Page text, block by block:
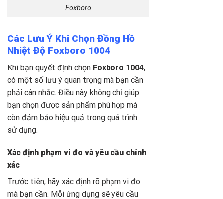
Foxboro
Các Lưu Ý Khi Chọn Đồng Hồ
Nhiệt Độ Foxboro 1004
Khi bạn quyết định chọn Foxboro 1004,
có một số lưu ý quan trọng mà bạn cần
phải cân nhắc. Điều này không chỉ giúp
bạn chọn được sản phẩm phù hợp mà
còn đảm bảo hiệu quả trong quá trình
sử dụng.
Xác định phạm vi đo và yêu cầu chính
xác
Trước tiên, hãy xác định rõ phạm vi đo
mà bạn cần. Mỗi ứng dụng sẽ yêu cầu